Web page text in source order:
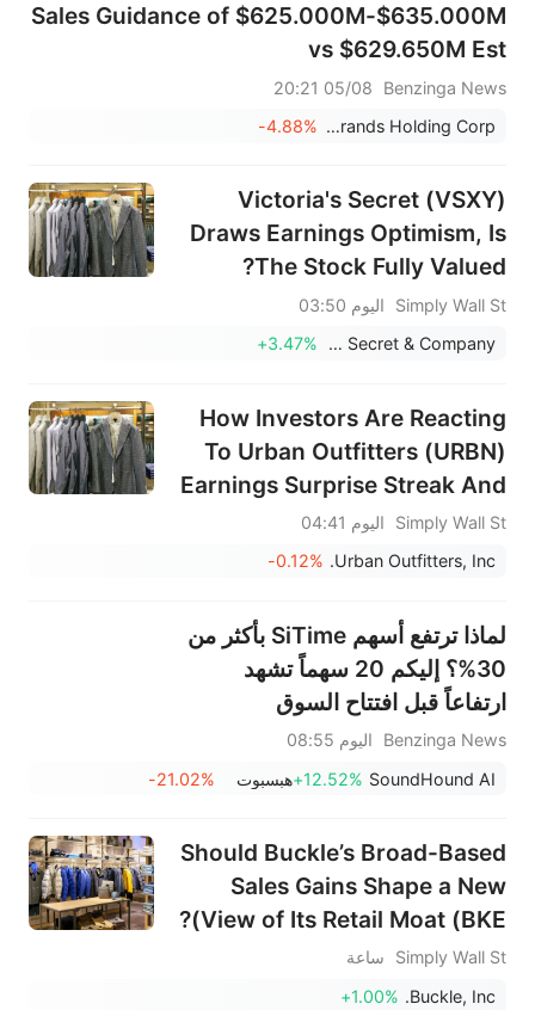
Sales Guidance of $625.000M-$635.000M
vs $629.650M Est
Benzinga News
05/08 20:21
a.k.a. Brands Holding Corp.
-4.88%
Victoria's Secret (VSXY)
Draws Earnings Optimism, Is
The Stock Fully Valued?
Simply Wall St
اليوم 03:50
Victoria's Secret & Company
+3.47%
How Investors Are Reacting
To Urban Outfitters (URBN)
Earnings Surprise Streak And
Analyst Confidence
Simply Wall St
اليوم 04:41
Urban Outfitters, Inc.
-0.12%
لماذا ترتفع أسهم SiTime بأكثر من
30%؟ إليكم 20 سهماً تشهد
ارتفاعاً قبل افتتاح السوق
Benzinga News
اليوم 08:55
SoundHound AI
+12.52%هبسبوت -21.02%
Should Buckle’s Broad-Based
Sales Gains Shape a New
View of Its Retail Moat (BKE)?
Simply Wall St
ساعة
Buckle, Inc.
+1.00%